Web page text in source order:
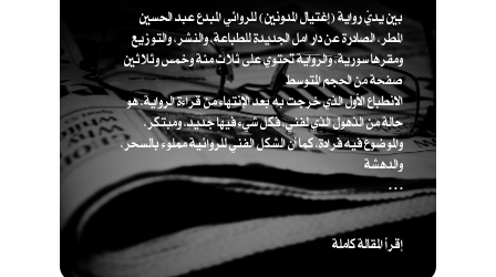
بين يديّ رواية (إغتيال المدونين) للروائي المبدع عبد الحسين
المطر، الصادرة عن دار امل الجديدة للطباعة، والنشر، والتوزيع
ومقرها سورية، والرواية تحتوي على ثلاث مئة وخمس وثلاثين
صفحة من الحجم المتوسط
الانطباع الأول الذي خرجت به بعد الإنتهاء من قراءة الرواية، هو
حالة من الذهول الذي لفني، فكل شيء فيها جديد، ومبتكر،
والموضوع فيه فرادة، كما أن الشكل الفني للروائية مملوء بالسحر،
والدهشة
. . .
إقرأ المقالة كاملة